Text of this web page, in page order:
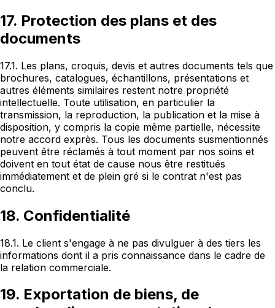
17. Protection des plans et des
documents
17.1. Les plans, croquis, devis et autres documents tels que
brochures, catalogues, échantillons, présentations et
autres éléments similaires restent notre propriété
intellectuelle. Toute utilisation, en particulier la
transmission, la reproduction, la publication et la mise à
disposition, y compris la copie même partielle, nécessite
notre accord exprès. Tous les documents susmentionnés
peuvent être réclamés à tout moment par nos soins et
doivent en tout état de cause nous être restitués
immédiatement et de plein gré si le contrat n'est pas
conclu.
18. Confidentialité
18.1. Le client s'engage à ne pas divulguer à des tiers les
informations dont il a pris connaissance dans le cadre de
la relation commerciale.
19. Exportation de biens, de